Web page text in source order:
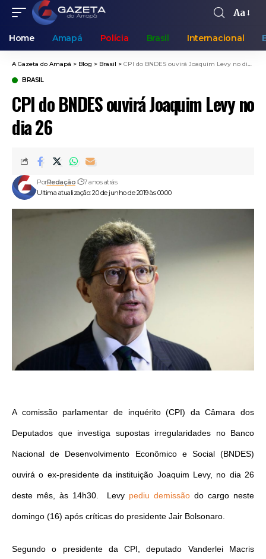
Aa
Home Amapá Polícia Brasil Internacional
A Gazeta do Amapá > Blog > Brasil > CPI do BNDES ouvirá Joaquim Levy no dia 26
BRASIL
CPI do BNDES ouvirá Joaquim Levy no
dia 26
Ultima atualização: 20 de junho de 2019 às 00:00
PorRedação 7 anos atrás
A comissão parlamentar de inquérito (CPI) da Câmara dos
Deputados que investiga supostas irregularidades no Banco
Nacional de Desenvolvimento Econômico e Social (BNDES)
ouvirá o ex-presidente da instituição Joaquim Levy, no dia 26
deste mês, às 14h30. Levy pediu demissão do cargo neste
domingo (16) após críticas do presidente Jair Bolsonaro.
Segundo o presidente da CPI, deputado Vanderlei Macris